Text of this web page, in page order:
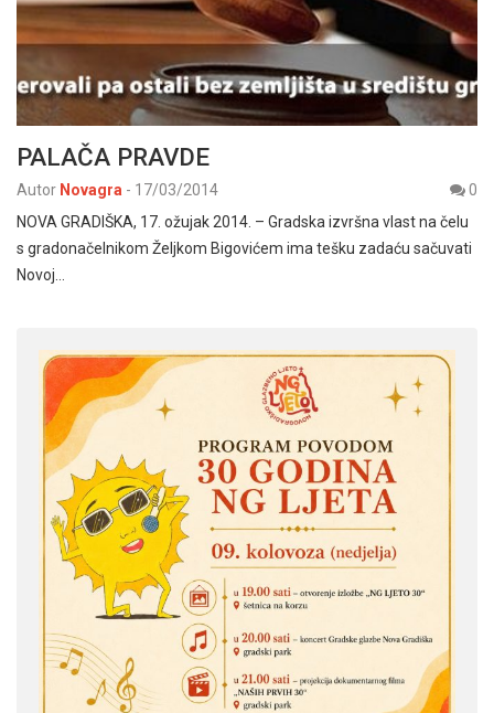
PALAČA PRAVDE
Autor Novagra - 17/03/2014
0
NOVA GRADIŠKA, 17. ožujak 2014. – Gradska izvršna vlast na čelu
s gradonačelnikom Željkom Bigovićem ima tešku zadaću sačuvati
Novoj…